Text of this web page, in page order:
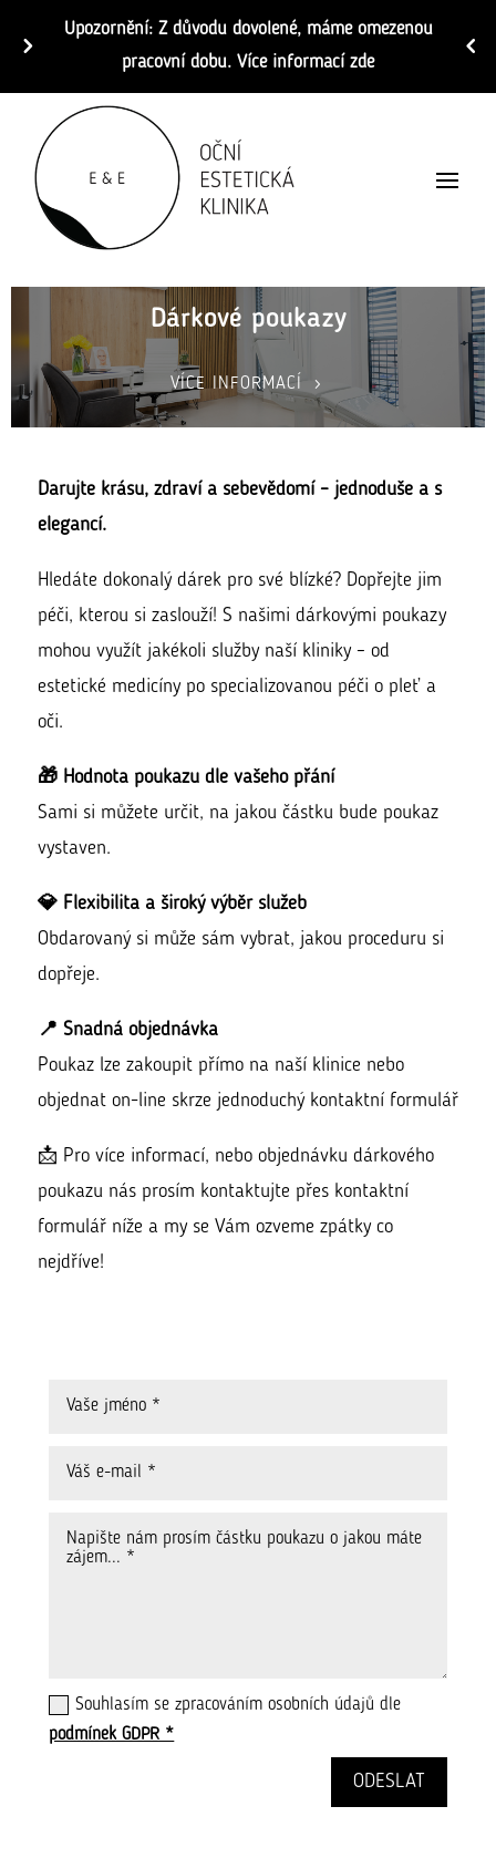
Upozornění: Z důvodu dovolené, máme omezenou
pracovní dobu. Více informací zde
Dárkové poukazy
VÍCE INFORMACÍ
Darujte krásu, zdraví a sebevědomí – jednoduše a s
elegancí.
Hledáte dokonalý dárek pro své blízké? Dopřejte jim
péči, kterou si zaslouží! S našimi dárkovými poukazy
mohou využít jakékoli služby naší kliniky – od
estetické medicíny po specializovanou péči o pleť a
oči.
🎁 Hodnota poukazu dle vašeho přání
Sami si můžete určit, na jakou částku bude poukaz
vystaven.
💎 Flexibilita a široký výběr služeb
Obdarovaný si může sám vybrat, jakou proceduru si
dopřeje.
📍 Snadná objednávka
Poukaz lze zakoupit přímo na naší klinice nebo
objednat on-line skrze jednoduchý kontaktní formulář
📩 Pro více informací, nebo objednávku dárkového
poukazu nás prosím kontaktujte přes kontaktní
formulář níže a my se Vám ozveme zpátky co
nejdříve!
Souhlasím se zpracováním osobních údajů dle
podmínek GDPR *
ODESLAT